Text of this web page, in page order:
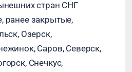
стран СНГ
ранее закрытые,
Озерск,
Саров, Северск,
Снечкус,